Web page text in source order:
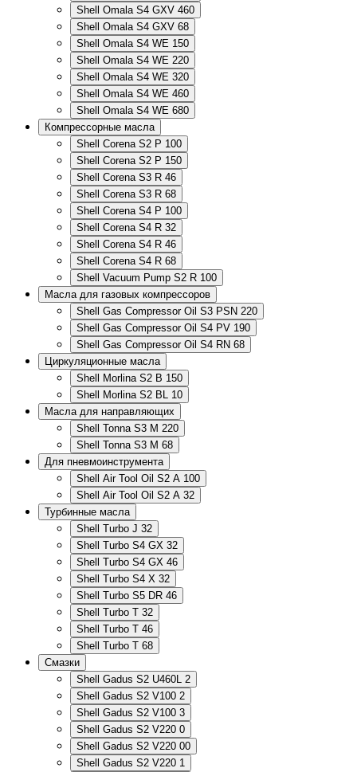
Shell Omala S4 GXV 460
Shell Omala S4 GXV 68
Shell Omala S4 WE 150
Shell Omala S4 WE 220
Shell Omala S4 WE 320
Shell Omala S4 WE 460
Shell Omala S4 WE 680
Компрессорные масла
Shell Corena S2 P 100
Shell Corena S2 P 150
Shell Corena S3 R 46
Shell Corena S3 R 68
Shell Corena S4 P 100
Shell Corena S4 R 32
Shell Corena S4 R 46
Shell Corena S4 R 68
Shell Vacuum Pump S2 R 100
Масла для газовых компрессоров
Shell Gas Compressor Oil S3 PSN 220
Shell Gas Compressor Oil S4 PV 190
Shell Gas Compressor Oil S4 RN 68
Циркуляционные масла
Shell Morlina S2 B 150
Shell Morlina S2 BL 10
Масла для направляющих
Shell Tonna S3 M 220
Shell Tonna S3 M 68
Для пневмоинструмента
Shell Air Tool Oil S2 A 100
Shell Air Tool Oil S2 A 32
Турбинные масла
Shell Turbo J 32
Shell Turbo S4 GX 32
Shell Turbo S4 GX 46
Shell Turbo S4 X 32
Shell Turbo S5 DR 46
Shell Turbo T 32
Shell Turbo T 46
Shell Turbo T 68
Смазки
Shell Gadus S2 U460L 2
Shell Gadus S2 V100 2
Shell Gadus S2 V100 3
Shell Gadus S2 V220 0
Shell Gadus S2 V220 00
Shell Gadus S2 V220 1